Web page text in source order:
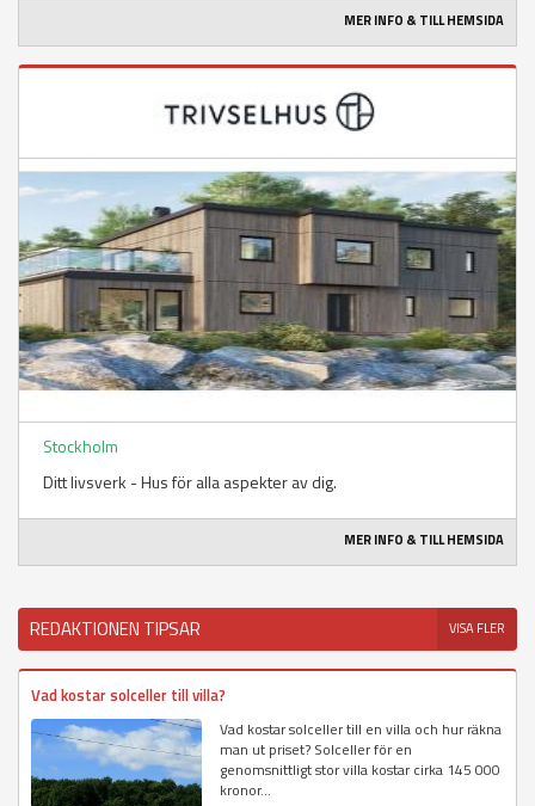
MER INFO & TILL HEMSIDA
Stockholm
Ditt livsverk - Hus för alla aspekter av dig.
MER INFO & TILL HEMSIDA
REDAKTIONEN TIPSAR VISA FLER
Vad kostar solceller till villa?
Vad kostar solceller till en villa och hur räkna
man ut priset? Solceller för en
genomsnittligt stor villa kostar cirka 145 000
kronor...